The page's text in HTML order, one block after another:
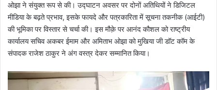
ओझा ने संयुक्त रूप से की। उद्घाटन अवसर पर दोनों अतिथियों ने डिजिटल
मीडिया के बढ़ते प्रभाव, इसके फायदे और पत्रकारिता में सूचना तकनीक (आईटी)
की भूमिका पर विस्तार से चर्चा की। इस मौक़े पर आनंद कौशल को राष्ट्रीय
कार्यालय सचिव अकबर ईमाम और अमिताभ ओझा को मुखिया जी डॉट कॉम के
संपादक राजेश ठाकुर ने अंग वस्त्र देकर सम्मानित किया।